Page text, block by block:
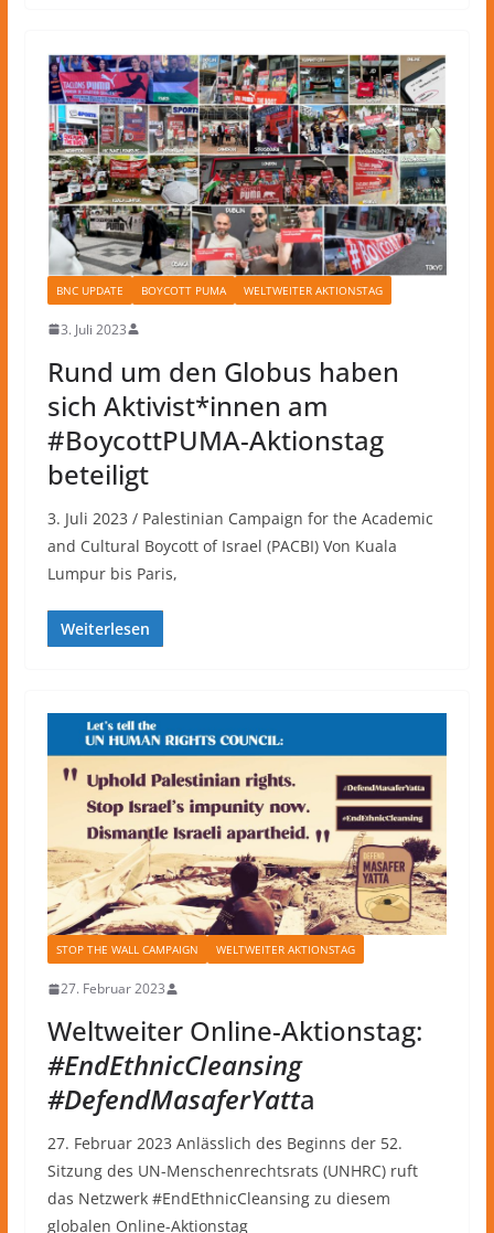
BNC UPDATE BOYCOTT PUMA WELTWEITER AKTIONSTAG
3. Juli 2023
Rund um den Globus haben
sich Aktivist*innen am
#BoycottPUMA-Aktionstag
beteiligt
3. Juli 2023 / Palestinian Campaign for the Academic
and Cultural Boycott of Israel (PACBI) Von Kuala
Lumpur bis Paris,
Weiterlesen
STOP THE WALL CAMPAIGN WELTWEITER AKTIONSTAG
27. Februar 2023
Weltweiter Online-Aktionstag:
#EndEthnicCleansing
#DefendMasaferYatta
27. Februar 2023 Anlässlich des Beginns der 52.
Sitzung des UN-Menschenrechtsrats (UNHRC) ruft
das Netzwerk #EndEthnicCleansing zu diesem
globalen Online-Aktionstag